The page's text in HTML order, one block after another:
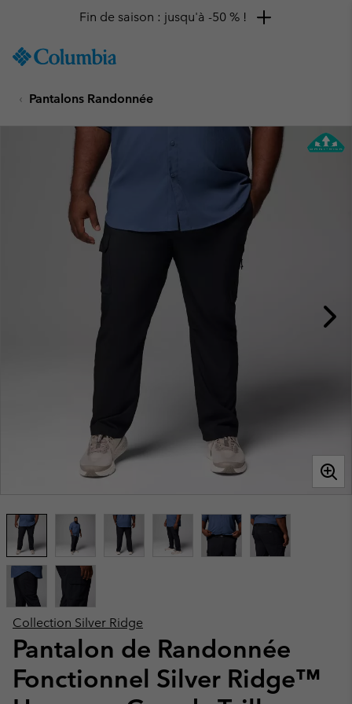
TO
SKIP
SEARCH
Fin de saison : jusqu'à -50 % !
Pantalons Randonnée
Collection Silver Ridge
Pantalon de Randonnée
Fonctionnel Silver Ridge™